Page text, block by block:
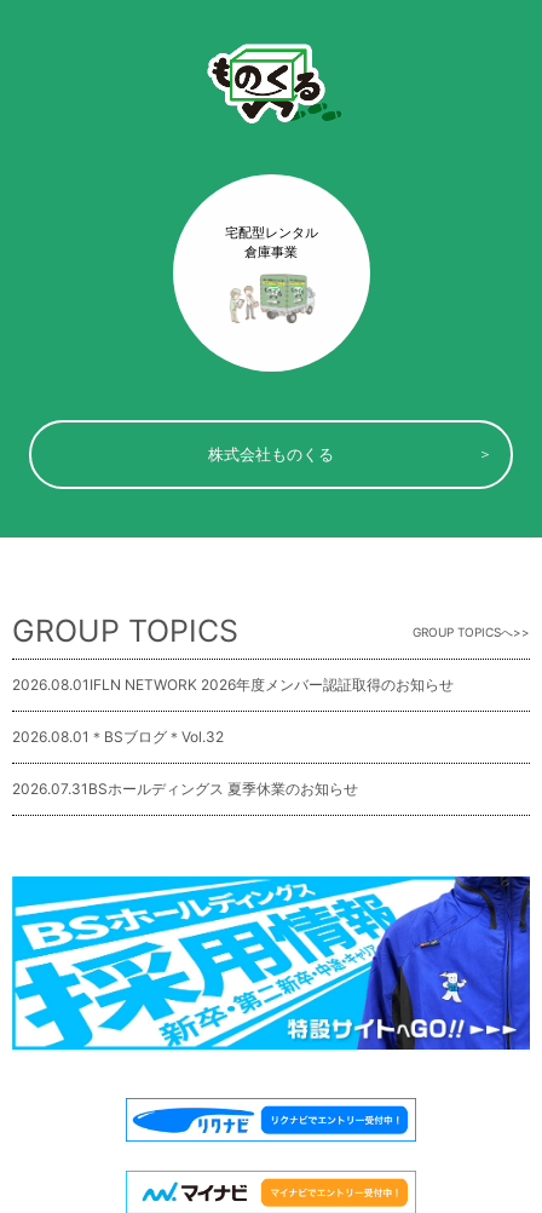
宅配型レンタル
倉庫事業
株式会社ものくる
GROUP TOPICS GROUP TOPICSへ
2026.08.01 IFLN NETWORK 2026年度メンバー認証取得のお知らせ
2026.08.01 ＊BSブログ＊Vol.32
2026.07.31 BSホールディングス 夏季休業のお知らせ